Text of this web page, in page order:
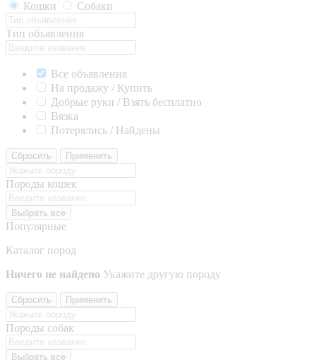
Кошки
Собаки
Тип объявления
Все объявления
На продажу / Купить
Добрые руки / Взять бесплатно
Вязка
Потерялись / Найдены
Сбросить Применить
Породы кошек
Выбрать все
Популярные
Каталог пород
Ничего не найдено Укажите другую породу
Сбросить Применить
Породы собак
Выбрать все